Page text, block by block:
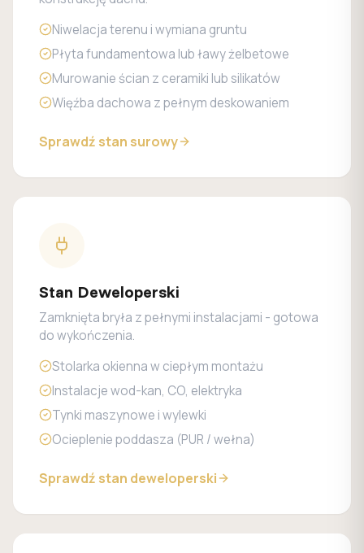
Niwelacja terenu i wymiana gruntu
Płyta fundamentowa lub ławy żelbetowe
Murowanie ścian z ceramiki lub silikatów
Więźba dachowa z pełnym deskowaniem
Sprawdź stan surowy
Stan Deweloperski
Zamknięta bryła z pełnymi instalacjami - gotowa
do wykończenia.
Stolarka okienna w ciepłym montażu
Instalacje wod-kan, CO, elektryka
Tynki maszynowe i wylewki
Ocieplenie poddasza (PUR / wełna)
Sprawdź stan deweloperski